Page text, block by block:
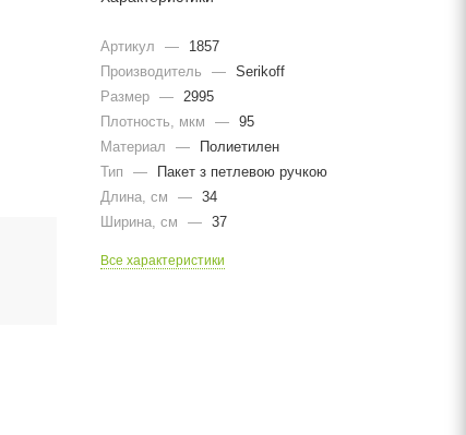
Артикул —
1857
Производитель
— Serikoff
Размер —
2995
Плотность, мкм
— 95
Материал
—
Полиетилен
Тип
—
Пакет з петлевою ручкою
Длина, cм
— 34
Ширина, cм
— 37
Все характеристики